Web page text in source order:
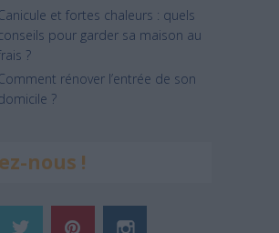
et fortes chaleurs : quels
pour garder sa maison au
?
rénover l’entrée de son
?
nous !